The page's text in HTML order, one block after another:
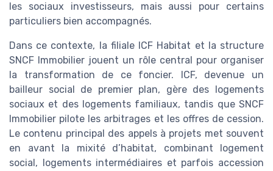
les sociaux investisseurs, mais aussi pour certains
particuliers bien accompagnés.
Dans ce contexte, la filiale ICF Habitat et la structure
SNCF Immobilier jouent un rôle central pour organiser
la transformation de ce foncier. ICF, devenue un
bailleur social de premier plan, gère des logements
sociaux et des logements familiaux, tandis que SNCF
Immobilier pilote les arbitrages et les offres de cession.
Le contenu principal des appels à projets met souvent
en avant la mixité d’habitat, combinant logement
social, logements intermédiaires et parfois accession